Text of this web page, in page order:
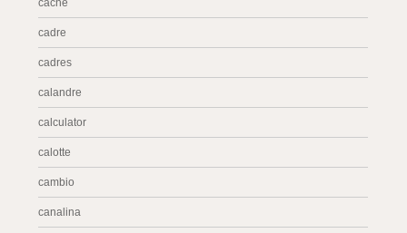
cache
cadre
cadres
calandre
calculator
calotte
cambio
canalina